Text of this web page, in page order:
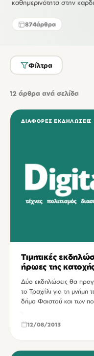
καθημερινότητα στην
874άρθρα
Φίλτρα
12 άρθρα ανά σελίδα
ΔΙΆΦΟΡΕΣ ΕΚΔΗΛΏΣΕΙΣ
Τιμητικές
ήρωες της
Δύο εκδηλώσεις θα
το Τραχήλι για τη μνήμη
δήμο Φαιστού και των
12/08/2013